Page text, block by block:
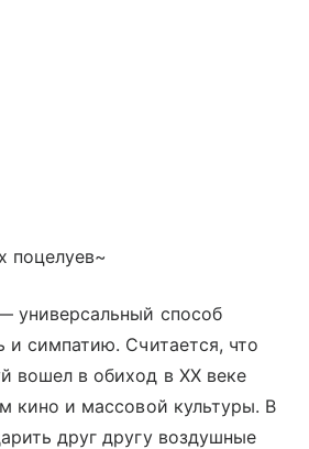
поцелуев~
универсальный способ
и симпатию. Считается, что
вошел в обиход в XX веке
кино и массовой культуры. В
друг другу воздушные